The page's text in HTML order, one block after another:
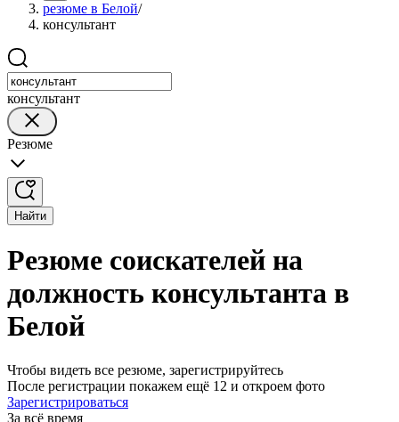
резюме в Белой/
консультант
консультант
Резюме
Найти
Резюме соискателей на
должность консультанта в
Белой
Чтобы видеть все резюме, зарегистрируйтесь
После регистрации покажем ещё 12 и откроем фото
Зарегистрироваться
За всё время